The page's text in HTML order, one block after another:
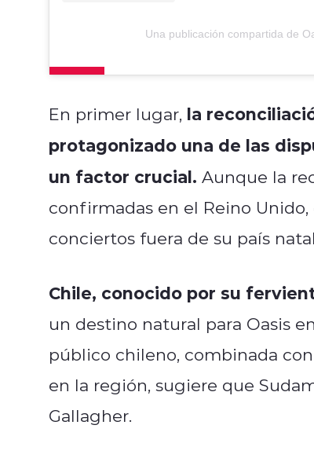
Una publicación compartida de
En primer lugar, la
protagonizado una de las
un factor crucial. Aunque la
confirmadas en el Reino
conciertos fuera de su país
Chile, conocido por su
un destino natural para Oasis
público chileno, combinada
en la región, sugiere que
Gallagher.